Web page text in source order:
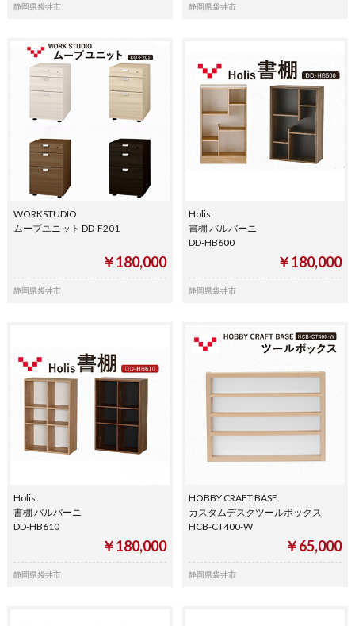
静岡県袋井市 静岡県袋井市
WORKSTUDIO
ムーブユニット DD-F201
￥180,000
静岡県袋井市
Holis
書棚 バルバーニ
DD-HB600
￥180,000
静岡県袋井市
Holis
書棚 バルバーニ
DD-HB610
￥180,000
静岡県袋井市
HOBBY CRAFT BASE
カスタムデスクツールボックス
HCB-CT400-W
￥65,000
静岡県袋井市